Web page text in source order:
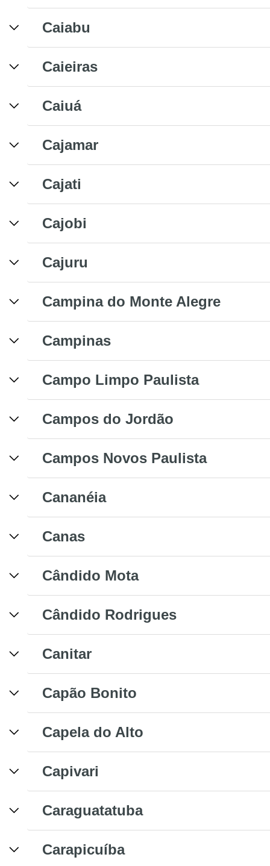
Caiabu
Caieiras
Caiuá
Cajamar
Cajati
Cajobi
Cajuru
Campina do Monte Alegre
Campinas
Campo Limpo Paulista
Campos do Jordão
Campos Novos Paulista
Cananéia
Canas
Cândido Mota
Cândido Rodrigues
Canitar
Capão Bonito
Capela do Alto
Capivari
Caraguatatuba
Carapicuíba